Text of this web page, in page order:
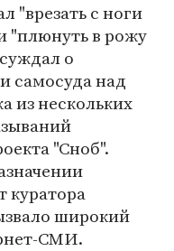
"врезать с ноги
"плюнуть в рожу
о
самосуда над
из нескольких
"Сноб".
куратора
широкий
СМИ.